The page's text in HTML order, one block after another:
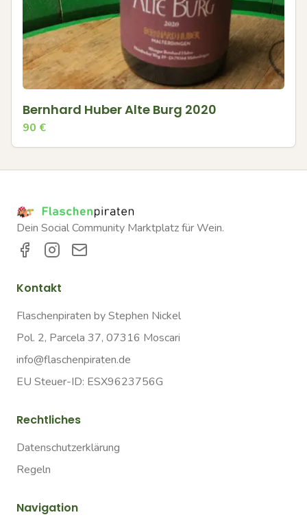
Bernhard Huber Alte Burg 2020
90 €
Dein Social Community Marktplatz für Wein.
Kontakt
Flaschenpiraten by Stephen Nickel
Pol. 2, Parcela 37, 07316 Moscari
info@flaschenpiraten.de
EU Steuer-ID: ESX9623756G
Rechtliches
Datenschutzerklärung
Regeln
Navigation